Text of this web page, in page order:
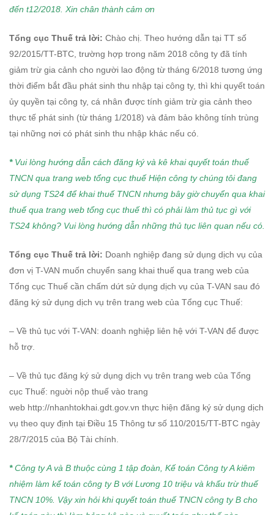
đến t12/2018. Xin chân thành cảm ơn
Tổng cục Thuế trả lời: Chào chị. Theo hướng dẫn tại TT số
92/2015/TT-BTC, trường hợp trong năm 2018 công ty đã tính
giảm trừ gia cảnh cho người lao động từ tháng 6/2018 tương ứng
thời điểm bắt đầu phát sinh thu nhập tại công ty, thì khi quyết toán
ủy quyền tại công ty, cá nhân được tính giảm trừ gia cảnh theo
thực tế phát sinh (từ tháng 1/2018) và đảm bảo không tính trùng
tại những nơi có phát sinh thu nhập khác nếu có.
* Vui lòng hướng dẫn cách đăng ký và kê khai quyết toán thuế
TNCN qua trang web tổng cục thuế Hiện công ty chúng tôi đang
sử dụng TS24 để khai thuế TNCN nhưng bây giờ chuyển qua khai
thuế qua trang web tổng cục thuế thì có phải làm thủ tục gì với
TS24 không? Vui lòng hướng dẫn những thủ tục liên quan nếu có.
Tổng cục Thuế trả lời: Doanh nghiệp đang sử dụng dịch vụ của
đơn vị T-VAN muốn chuyển sang khai thuế qua trang web của
Tổng cục Thuế cần chấm dứt sử dụng dịch vụ của T-VAN sau đó
đăng ký sử dụng dịch vụ trên trang web của Tổng cục Thuế:
– Về thủ tục với T-VAN: doanh nghiệp liên hệ với T-VAN để được
hỗ trợ.
– Về thủ tục đăng ký sử dụng dịch vụ trên trang web của Tổng
cục Thuế: nguời nộp thuế vào trang
web http://nhanhtokhai.gdt.gov.vn thực hiện đăng ký sử dụng dịch
vụ theo quy định tại Điều 15 Thông tư số 110/2015/TT-BTC ngày
28/7/2015 của Bộ Tài chính.
*Công ty A và B thuộc cùng 1 tập đoàn, Kế toán Công ty A kiêm
nhiệm làm kế toán công ty B với Lương 10 triệu và khấu trừ thuế
TNCN 10%. Vậy xin hỏi khi quyết toán thuế TNCN công ty B cho